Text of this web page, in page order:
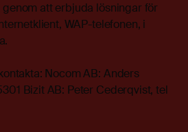
att erbjuda lösningar för
WAP-telefonen, i
Nocom AB: Anders
Bizit AB: Peter Cederqvist, tel